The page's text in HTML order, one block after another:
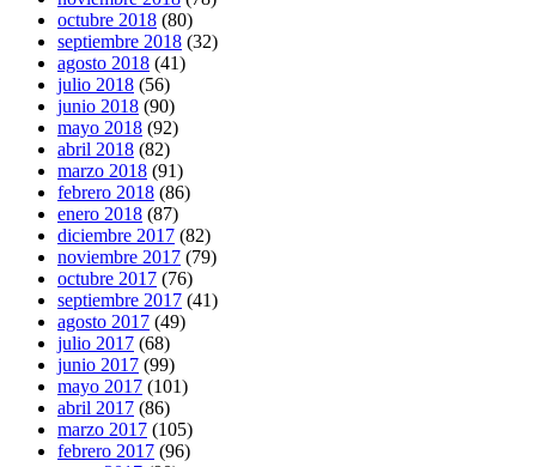
octubre 2018 (80)
septiembre 2018 (32)
agosto 2018 (41)
julio 2018 (56)
junio 2018 (90)
mayo 2018 (92)
abril 2018 (82)
marzo 2018 (91)
febrero 2018 (86)
enero 2018 (87)
diciembre 2017 (82)
noviembre 2017 (79)
octubre 2017 (76)
septiembre 2017 (41)
agosto 2017 (49)
julio 2017 (68)
junio 2017 (99)
mayo 2017 (101)
abril 2017 (86)
marzo 2017 (105)
febrero 2017 (96)